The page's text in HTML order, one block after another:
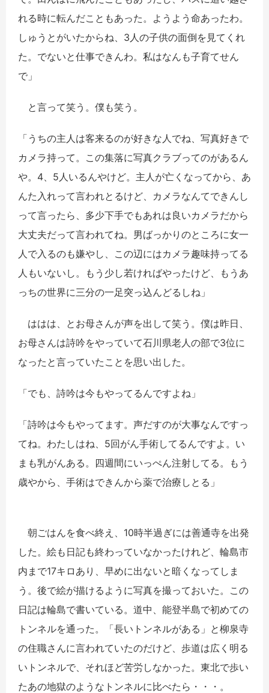
れる時に転んだこともあった。ようよう命あったわ。
しゅうとがいたからね、3人の子供の面倒を見てくれ
た。でないと仕事できんわ。私はなんも子育てせん
で」
と言って笑う。僕も笑う。
「うちの主人は客来るのが好きな人でね、写真好きで
カメラ持って。この集落に写真クラブってのがあるん
や。4、5人いるんやけど。主人が亡くなってから、あ
んた入れって言われとるけど、カメラなんてできんし
って言ったら、多少下手でもあれは良いカメラだから
大丈夫だって言われてね。男ばっかりのところに女一
人で入るのも嫌やし、この辺にはカメラ趣味持ってる
人もいないし。もう少し若ければやったけど、もうあ
っちの世界に三分の一足突っ込んどるしね」
ははは、とお母さんが声を出して笑う。僕は昨日、
お母さんは詩吟をやっていて石川県老人の部で3位に
なったと言っていたことを思い出した。
「でも、詩吟は今もやってるんですよね」
「詩吟は今もやってます。声だすのが大事なんですっ
てね。わたしはね、5回がん手術してるんですよ。い
まも乳がんある。四週間にいっぺん注射してる。もう
歳やから、手術はできんから薬で治療しとる」
朝ごはんを食べ終え、10時半過ぎには善通寺を出発
した。絵も日記も終わっていなかったけれど、輪島市
内まで17キロあり、早めに出ないと暗くなってしま
う。後で絵が描けるように写真を撮っておいた。この
日記は輪島で書いている。道中、能登半島で初めての
トンネルを通った。「長いトンネルがある」と柳泉寺
の住職さんに言われていたのだけど、歩道は広く明る
いトンネルで、それほど苦労しなかった。東北で歩い
たあの地獄のようなトンネルに比べたら・・・。